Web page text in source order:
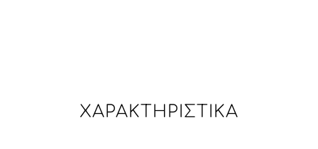
ΧΑΡΑΚΤΗΡΙΣΤΙΚΆ